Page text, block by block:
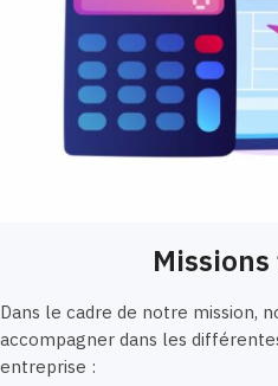
Dans le cadre de notre mission,
accompagner dans les
entreprise :